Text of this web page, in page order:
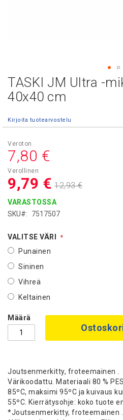
TASKI JM Ultra -
40x40 cm
Kirjoita tuotearvostelu
Asiakashinta
9,79 €
7,80 €
12,93 €
VARASTOSSA
SKU
7517507
VALITSE VÄRI
Punainen
Sininen
Vihreä
Keltainen
Määrä
Joutsenmerkitty, froteemainen .
Värikoodattu. Materiaali 80 %
85ºC, maksimi 95ºC ja kuivaus
55ºC. Kierrätysohje: koko tuote
*Joutsenmerkitty, froteemainen .
Skip
to
the
of
images
gallery